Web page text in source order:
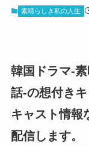
素晴らしき私の人生
韓国ドラマ-
話-の想付き
キャスト情報
配信します。